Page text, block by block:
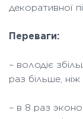
декоративної
Переваги:
– володіє
раз більше,
– в 8 раз